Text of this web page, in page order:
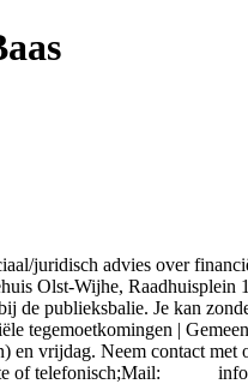
juridisch advies over
Olst-Wijhe,
de publieksbalie. Je kan
tegemoetkomingen |
vrijdag. Neem contact
of telefonisch;Mail: